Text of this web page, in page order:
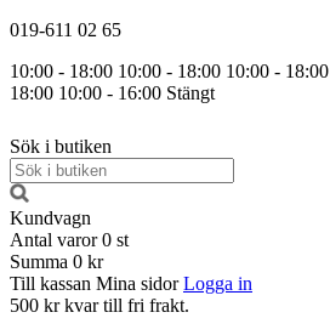
019-611 02 65
10:00 - 18:00 10:00 - 18:00 10:00 - 18:00
18:00 10:00 - 16:00 Stängt
Sök i butiken
Kundvagn
Antal varor 0 st
Summa 0 kr
Till kassan Mina sidor Logga in
500 kr kvar till fri frakt.